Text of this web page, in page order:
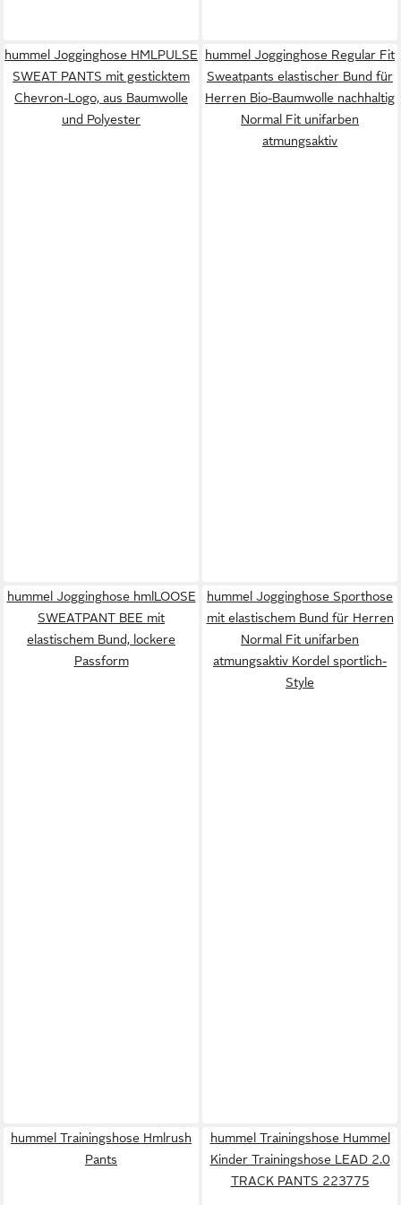
hummel Jogginghose HMLPULSE
SWEAT PANTS mit gesticktem
Chevron-Logo, aus Baumwolle
und Polyester
hummel Jogginghose Regular Fit
Sweatpants elastischer Bund für
Herren Bio-Baumwolle nachhaltig
Normal Fit unifarben
atmungsaktiv
hummel Jogginghose hmlLOOSE
SWEATPANT BEE mit
elastischem Bund, lockere
Passform
hummel Jogginghose Sporthose
mit elastischem Bund für Herren
Normal Fit unifarben
atmungsaktiv Kordel sportlich-
Style
hummel Trainingshose Hmlrush
Pants
hummel Trainingshose Hummel
Kinder Trainingshose LEAD 2.0
TRACK PANTS 223775